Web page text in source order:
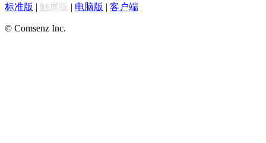
标准版 | 触屏版 | 电脑版 | 客户端
© Comsenz Inc.